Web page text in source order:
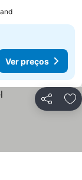
Ver preços
Partilhar